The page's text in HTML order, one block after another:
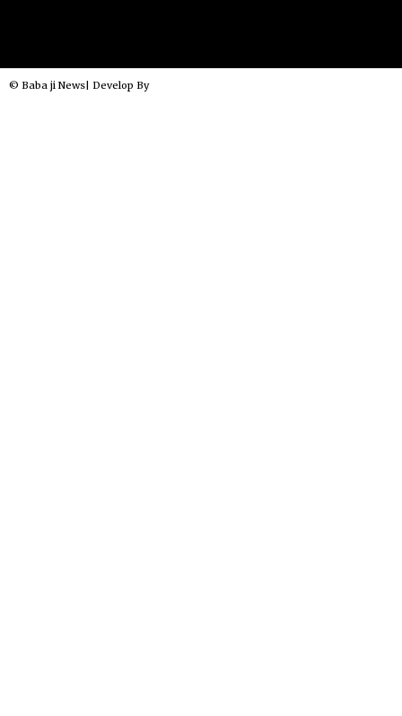
© Baba ji News| Develop By